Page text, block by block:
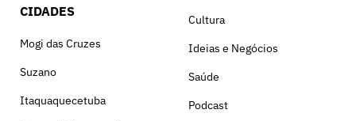
CIDADES
Mogi das Cruzes
Suzano
Itaquaquecetuba
Cultura
Ideias e Negócios
Saúde
Podcast